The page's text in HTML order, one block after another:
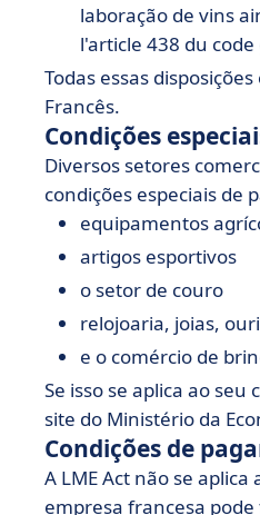
laboração de vins
l'article 438 du
Todas essas
Francês.
Condições
Diversos setores
condições especiais de
equipamentos
artigos esportivos
o setor de couro
relojoaria, joias,
e o comércio de
Se isso se aplica ao
site do Ministério da
Condições de
A LME Act não se
empresa francesa